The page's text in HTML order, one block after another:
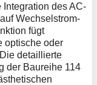
des AC-
Wechselstrom-
fügt
optische oder
detaillierte
der Baureihe 114